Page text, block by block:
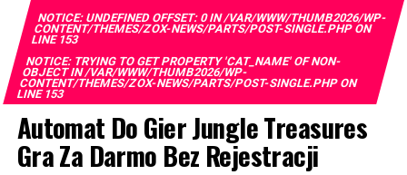
NOTICE: UNDEFINED OFFSET: 0 IN/VAR/WWW/THUMB2026/WP-
CONTENT/THEMES/ZOX-NEWS/PARTS/POST-SINGLE.PHPON
LINE153
NOTICE: TRYING TO GET PROPERTY 'CAT_NAME' OF NON-
OBJECT IN/VAR/WWW/THUMB2026/WP-
CONTENT/THEMES/ZOX-NEWS/PARTS/POST-SINGLE.PHPON
LINE153
Automat Do Gier Jungle Treasures
Gra Za Darmo Bez Rejestracji